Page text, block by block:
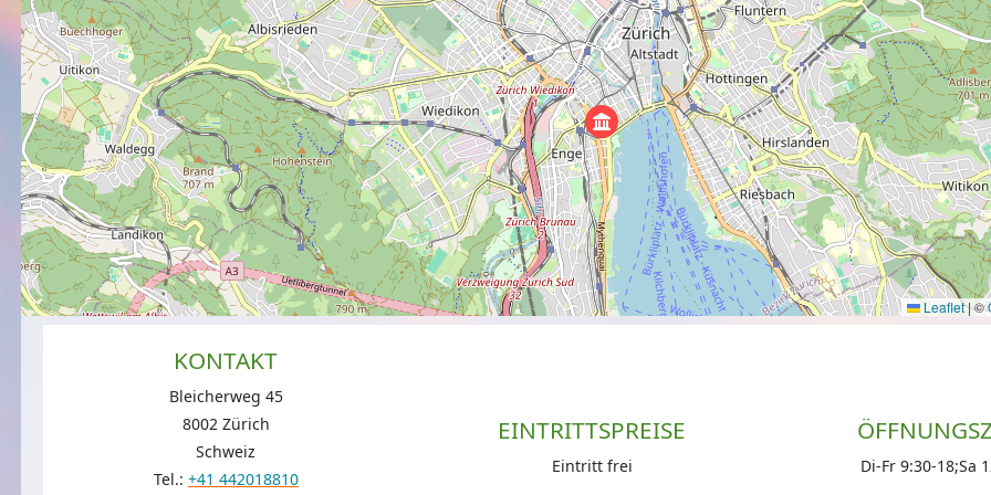
Leaflet|©
KONTAKT
Bleicherweg 45
8002 Zürich
Schweiz
Tel.: +41 442018810
EINTRITTSPREISE
Eintritt frei Di-Fr 9:30-18;Sa